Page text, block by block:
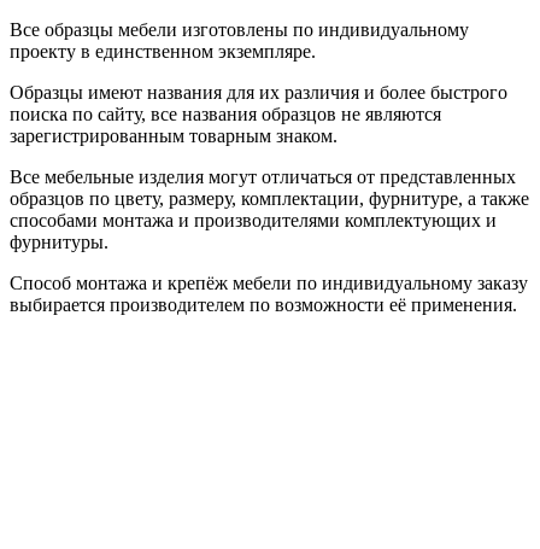
Все образцы мебели изготовлены по индивидуальному
проекту в единственном экземпляре.
Образцы имеют названия для их различия и более быстрого
поиска по сайту, все названия образцов не являются
зарегистрированным товарным знаком.
Все мебельные изделия могут отличаться от представленных
образцов по цвету, размеру, комплектации, фурнитуре, а также
способами монтажа и производителями комплектующих и
фурнитуры.
Способ монтажа и крепёж мебели по индивидуальному заказу
выбирается производителем по возможности её применения.